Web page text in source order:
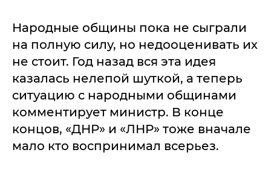
Народные общины пока не сыграли
на полную силу, но недооценивать их
не стоит. Год назад вся эта идея
казалась нелепой шуткой, а теперь
ситуацию с народными общинами
комментирует министр. В конце
концов, «ДНР» и «ЛНР» тоже вначале
мало кто воспринимал всерьез.